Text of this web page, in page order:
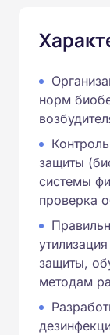
норм
защиты
системы
проверка
защиты,
методам